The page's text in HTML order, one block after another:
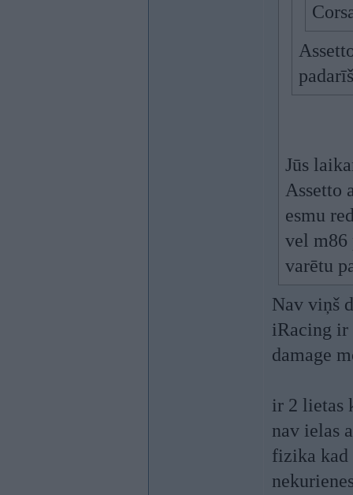
Jūs
Assetto
esmu
vel m86
varētu
Nav viņš
iRacing ir
damage
ir 2 lietas
nav ielas
fizika kad